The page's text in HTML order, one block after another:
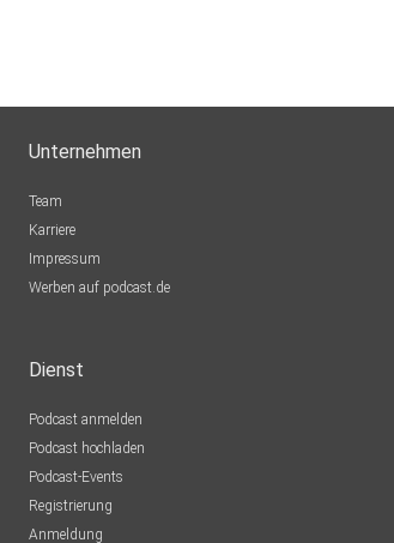
Unternehmen
Team
Karriere
Impressum
Werben auf podcast.de
Dienst
Podcast anmelden
Podcast hochladen
Podcast-Events
Registrierung
Anmeldung